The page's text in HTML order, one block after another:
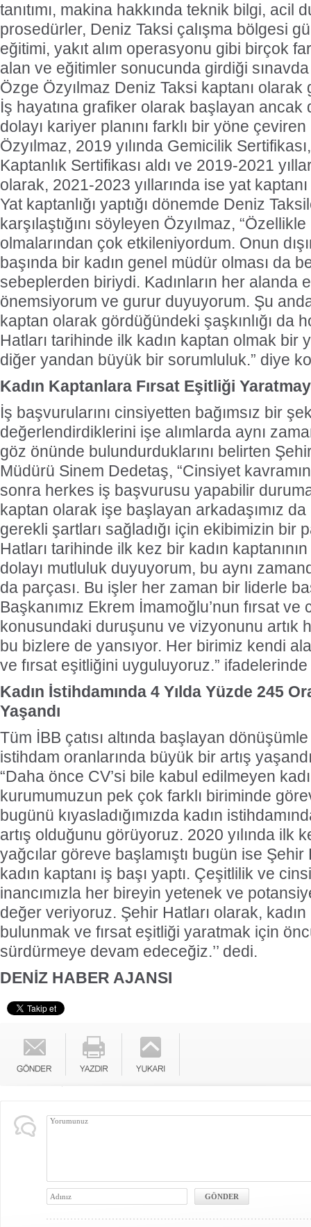
tanıtımı, makina hakkında teknik bilgi, acil
prosedürler, Deniz Taksi çalışma bölgesi
eğitimi, yakıt alım operasyonu gibi birçok
alan ve eğitimler sonucunda girdiği sınavda
Özge Özyılmaz Deniz Taksi kaptanı
İş hayatına grafiker olarak başlayan ancak
dolayı kariyer planını farklı bir yöne
Özyılmaz, 2019 yılında Gemicilik
Kaptanlık Sertifikası aldı ve 2019-2021
olarak, 2021-2023 yıllarında ise yat
Yat kaptanlığı yaptığı dönemde Deniz
karşılaştığını söyleyen Özyılmaz,
olmalarından çok etkileniyordum. Onun
başında bir kadın genel müdür olması da
sebeplerden biriydi. Kadınların her alanda
önemsiyorum ve gurur duyuyorum. Şu
kaptan olarak gördüğündeki şaşkınlığı da
Hatları tarihinde ilk kadın kaptan olmak bir
diğer yandan büyük bir sorumluluk.” diye
Kadın Kaptanlara Fırsat Eşitliği
İş başvurularını cinsiyetten bağımsız bir
değerlendirdiklerini işe alımlarda aynı
göz önünde bulundurduklarını belirten
Müdürü Sinem Dedetaş, “Cinsiyet
sonra herkes iş başvurusu yapabilir
kaptan olarak işe başlayan arkadaşımız
gerekli şartları sağladığı için ekibimizin bir
Hatları tarihinde ilk kez bir kadın
dolayı mutluluk duyuyorum, bu aynı
da parçası. Bu işler her zaman bir liderle
Başkanımız Ekrem İmamoğlu’nun fırsat
konusundaki duruşunu ve vizyonunu artık
bu bizlere de yansıyor. Her birimiz kendi
ve fırsat eşitliğini uyguluyoruz.”
Kadın İstihdamında 4 Yılda Yüzde 245
Yaşandı
Tüm İBB çatısı altında başlayan
istihdam oranlarında büyük bir artış
“Daha önce CV’si bile kabul edilmeyen
kurumumuzun pek çok farklı biriminde
bugünü kıyasladığımızda kadın
artış olduğunu görüyoruz. 2020 yılında ilk
yağcılar göreve başlamıştı bugün ise Şehir
kadın kaptanı iş başı yaptı. Çeşitlilik ve
inancımızla her bireyin yetenek ve
değer veriyoruz. Şehir Hatları olarak, kadın
bulunmak ve fırsat eşitliği yaratmak için
sürdürmeye devam edeceğiz.’’ dedi.
DENİZ HABER AJANSI